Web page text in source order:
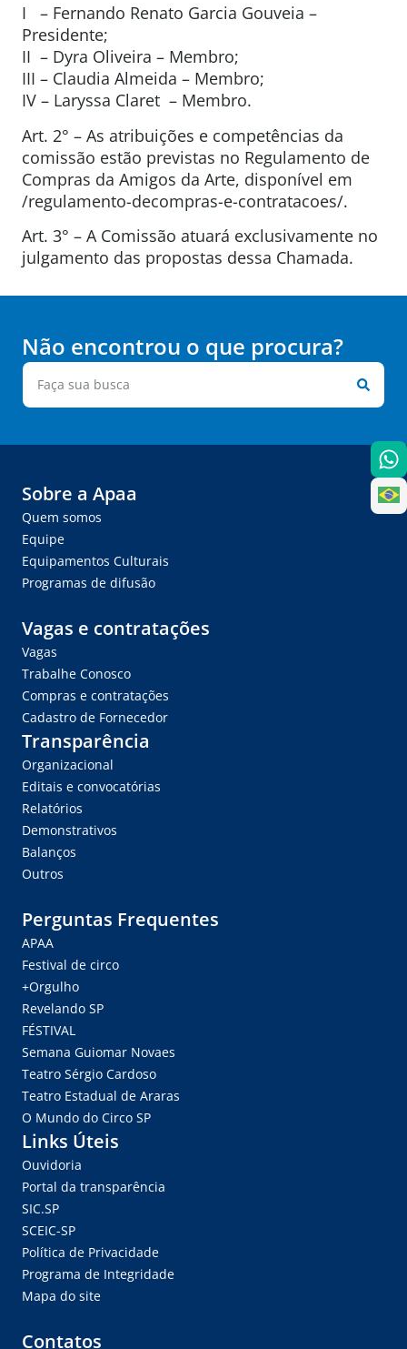
I – Fernando Renato Garcia Gouveia –
Presidente;
II – Dyra Oliveira – Membro;
III – Claudia Almeida – Membro;
IV – Laryssa Claret – Membro.
Art. 2° – As atribuições e competências da
comissão estão previstas no Regulamento de
Compras da Amigos da Arte, disponível em
/regulamento-decompras-e-contratacoes/.
Art. 3° – A Comissão atuará exclusivamente no
julgamento das propostas dessa Chamada.
Não encontrou o que procura?
Sobre a Apaa
Quem somos
Equipe
Equipamentos Culturais
Programas de difusão
Vagas e contratações
Vagas
Trabalhe Conosco
Compras e contratações
Cadastro de Fornecedor
Transparência
Organizacional
Editais e convocatórias
Relatórios
Demonstrativos
Balanços
Outros
Perguntas Frequentes
APAA
Festival de circo
+Orgulho
Revelando SP
FÉSTIVAL
Semana Guiomar Novaes
Teatro Sérgio Cardoso
Teatro Estadual de Araras
O Mundo do Circo SP
Links Úteis
Ouvidoria
Portal da transparência
SIC.SP
SCEIC-SP
Política de Privacidade
Programa de Integridade
Mapa do site
Contatos